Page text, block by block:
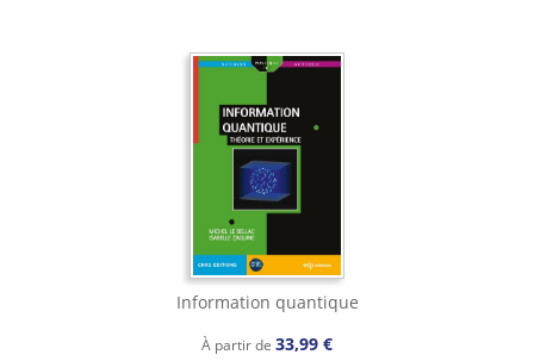
Information quantique
À partir de 33,99 €